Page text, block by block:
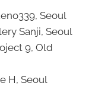
Seoul
Sanji, Seoul
9, Old
H, Seoul